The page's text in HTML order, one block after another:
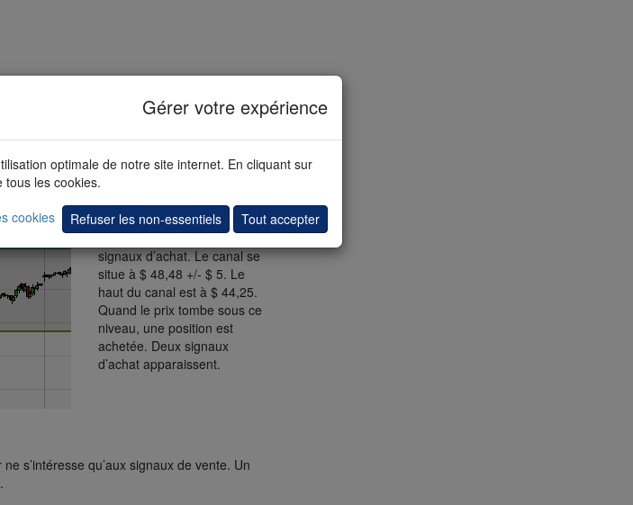
s’intéresse qu’aux signaux d’achat. Un
prix moyen pour le pétrole de
$ 48,48 (ligne bleue). La
prévision de la Banque
mondiale est de $ 55,50. Le
trader s’intéresse aux
signaux d’achat. Le canal se
situe à $ 48,48 +/- $ 5. Le
haut du canal est à $ 44,25.
Quand le prix tombe sous ce
niveau, une position est
achetée. Deux signaux
d’achat apparaissent.
s’intéresse qu’aux signaux de vente. Un
Gérer votre expérience
optimale de notre site internet. En cliquant sur
tous les cookies.
cookies
Refuser les non-essentiels Tout accepter